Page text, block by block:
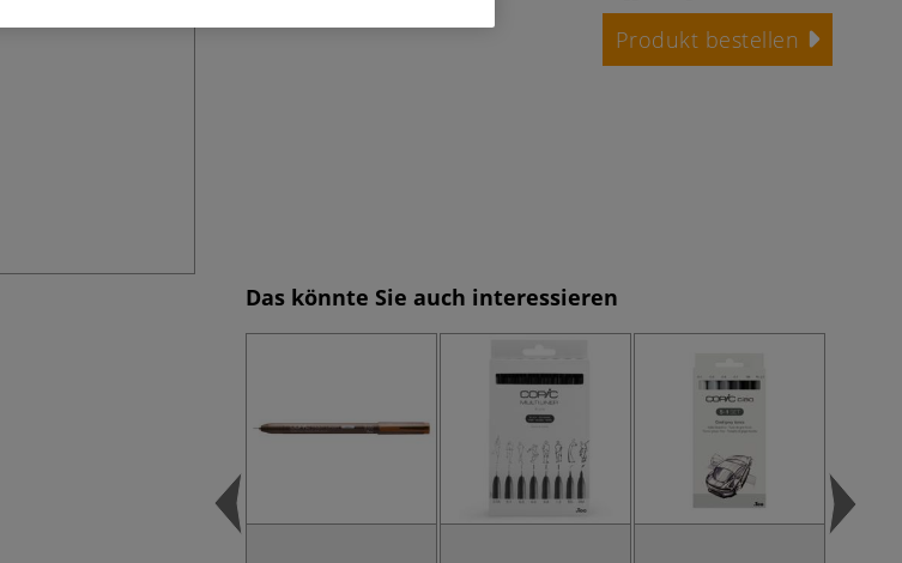
Produkt bestellen
Das könnte Sie auch interessieren